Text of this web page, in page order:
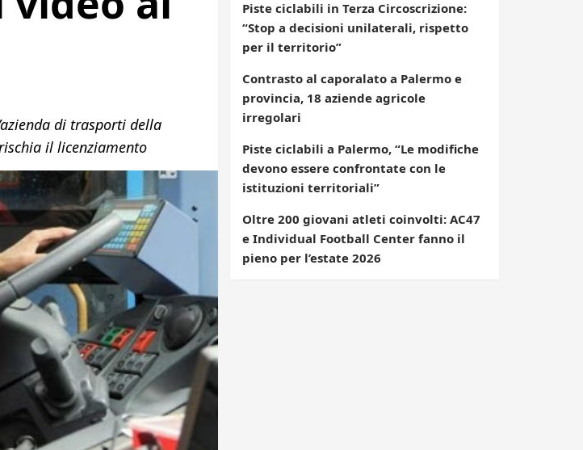
di trasporti della
il licenziamento
Piste ciclabili in Terza Circoscrizione:
“Stop a decisioni unilaterali, rispetto
per il territorio”
Contrasto al caporalato a Palermo e
provincia, 18 aziende agricole
irregolari
Piste ciclabili a Palermo, “Le modifiche
devono essere confrontate con le
istituzioni territoriali”
Oltre 200 giovani atleti coinvolti: AC47
e Individual Football Center fanno il
pieno per l’estate 2026